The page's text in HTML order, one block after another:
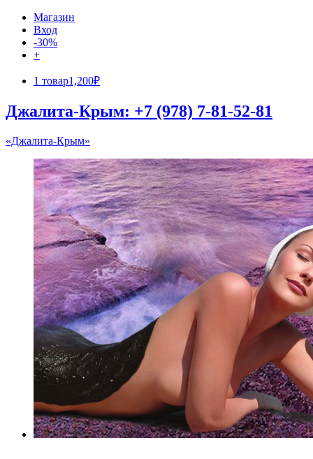
Магазин
Вход
-30%
+
1 товар1,200₽
Джалита-Крым: +7 (978) 7-81-52-81
«Джалита-Крым»